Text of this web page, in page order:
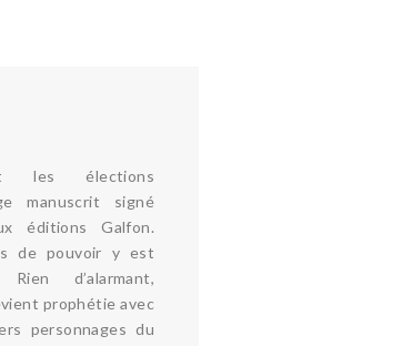
les élections
manuscrit signé
éditions Galfon.
de pouvoir y est
d’alarmant,
prophétie avec
personnages du